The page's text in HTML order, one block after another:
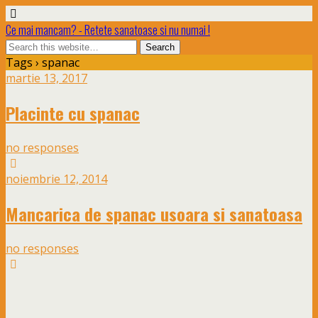
Ce mai mancam? - Retete sanatoase si nu numai !
Tags › spanac
martie 13, 2017
Placinte cu spanac
no responses
noiembrie 12, 2014
Mancarica de spanac usoara si sanatoasa
no responses